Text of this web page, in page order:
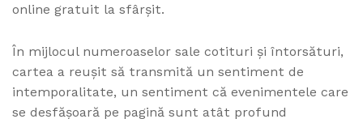
online gratuit la sfârșit.
În mijlocul numeroaselor sale cotituri și întorsături,
cartea a reușit să transmită un sentiment de
intemporalitate, un sentiment că evenimentele care
se desfășoară pe pagină sunt atât profund